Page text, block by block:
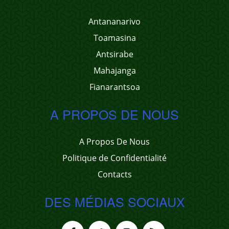
Antananarivo
Toamasina
Antsirabe
Mahajanga
Fianarantsoa
A PROPOS DE NOUS
A Propos De Nous
Politique de Confidentialité
Contacts
DES MÉDIAS SOCIAUX